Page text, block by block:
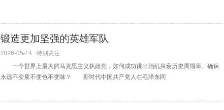
锻造更加坚强的英雄军队
2026-05-14
特别关注
一个世界上最大的马克思主义执政党，如何成功跳出治乱兴衰历史周期率、确保
永远不变质不变色不变味？ 新时代中国共产党人在毛泽东同